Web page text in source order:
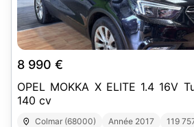
8 990 €
OPEL MOKKA X ELITE 1.4 16V
140 cv
Colmar (68000) Année 2017 119